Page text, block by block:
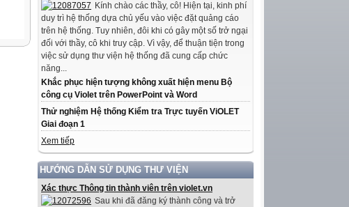
Kính chào các thầy, cô! Hiện tại, kinh phí
duy trì hệ thống dựa chủ yếu vào việc đặt quảng cáo
trên hệ thống. Tuy nhiên, đôi khi có gây một số trở ngại
đối với thầy, cô khi truy cập. Vì vậy, để thuận tiện trong
việc sử dụng thư viện hệ thống đã cung cấp chức
năng...
Khắc phục hiện tượng không xuất hiện menu Bộ
công cụ Violet trên PowerPoint và Word
Thử nghiệm Hệ thống Kiểm tra Trực tuyến ViOLET
Giai đoạn 1
Xem tiếp
HƯỚNG DẪN SỬ DỤNG THƯ VIỆN
Xác thực Thông tin thành viên trên violet.vn
Sau khi đã đăng ký thành công và trở